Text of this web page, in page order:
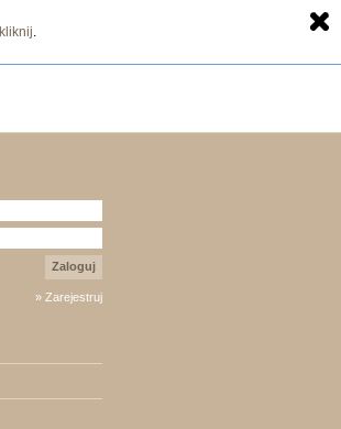
kliknij.
Zaloguj
» Zarejestruj